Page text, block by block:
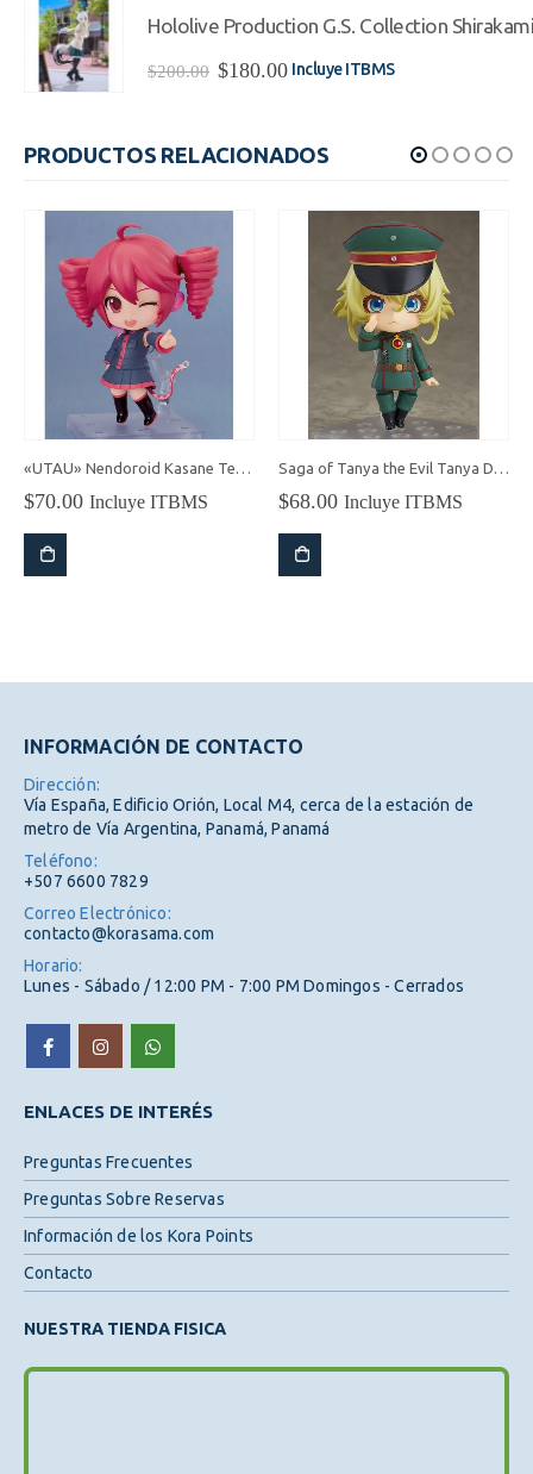
era:
es:
Hololive Production G.S. Collection
$200.00 El
$200.00.
$180.00El
$180.00.
Incluye ITBMS
PRODUCTOS RELACIONADOS
«UTAU» Nendoroid Kasane Teto (Ver. 2.0)
70.00 Incluye ITBMS
Saga of Tanya the Evil Tanya Degurechaff Nendoroid
68.00 Incluye ITBMS
INFORMACIÓN DE CONTACTO
Dirección:
Vía España, Edificio Orión, Local M4, cerca de la estación de
metro de Vía Argentina, Panamá, Panamá
Teléfono:
+507 6600 7829
Correo Electrónico:
contacto@korasama.com
Horario:
Lunes - Sábado / 12:00 PM - 7:00 PM Domingos - Cerrados
ENLACES DE INTERÉS
Preguntas Frecuentes
Preguntas Sobre Reservas
Información de los Kora Points
Contacto
NUESTRA TIENDA FISICA